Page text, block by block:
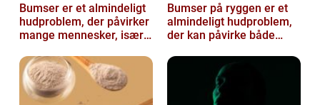
Bumser er et almindeligt
hudproblem, der påvirker
mange mennesker, især i
Bumser på ryggen er et
almindeligt hudproblem,
der kan påvirke både